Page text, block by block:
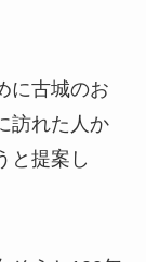
に古城のお
訪れた人か
と提案し